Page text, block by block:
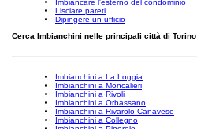
Lisciare pareti
Dipingere un ufficio
Cerca Imbianchini nelle principali città di Torino
Imbianchini a La Loggia
Imbianchini a Moncalieri
Imbianchini a Rivoli
Imbianchini a Orbassano
Imbianchini a Rivarolo Canavese
Imbianchini a Collegno